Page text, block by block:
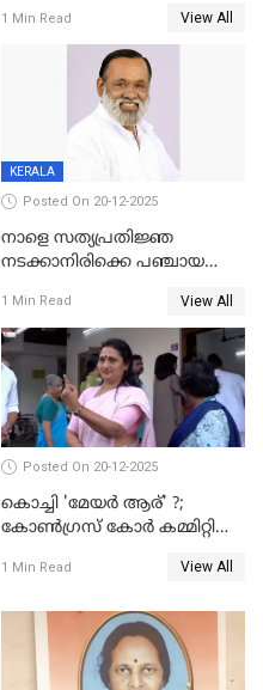
അന്വേഷിക്കും
1 Min Read View All
KERALA
Posted On 20-12-2025
നാളെ സത്യപ്രതിജ്ഞ
നടക്കാനിരിക്കെ പഞ്ചായത്ത്
1 Min Read View All
Posted On 20-12-2025
കൊച്ചി 'മേയർ ആര്' ?;
കോണ്‍ഗ്രസ് കോര്‍ കമ്മിറ്റി
1 Min Read View All